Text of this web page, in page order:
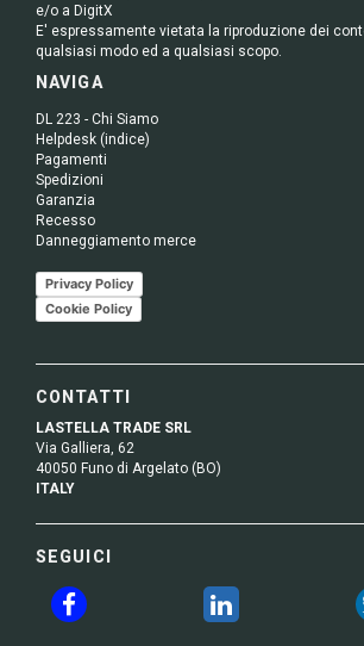
e/o a DigitX
E' espressamente vietata la riproduzione dei
qualsiasi modo ed a qualsiasi scopo.
NAVIGA
DL 223 - Chi Siamo
Helpdesk (indice)
Pagamenti
Spedizioni
Garanzia
Recesso
Danneggiamento merce
Privacy Policy
Cookie Policy
CONTATTI
LASTELLA TRADE SRL
Via Galliera, 62
40050 Funo di Argelato (BO)
ITALY
SEGUICI